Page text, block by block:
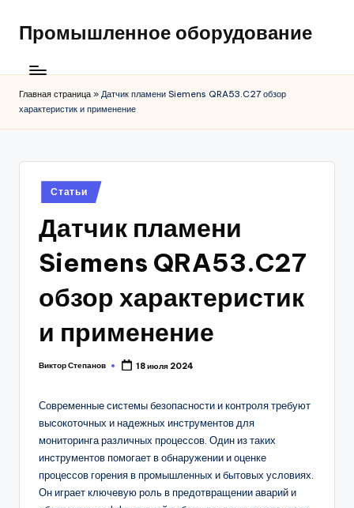
Промышленное оборудование
Главная страница » Датчик пламени Siemens QRA53.C27 обзор
характеристик и применение
Posted
in
Статьи
Датчик пламени
Siemens QRA53.C27
обзор характеристик
и применение
Posted
Виктор Степанов 18 июля 2024
Современные системы безопасности и контроля требуют
высокоточных и надежных инструментов для
мониторинга различных процессов. Один из таких
инструментов помогает в обнаружении и оценке
процессов горения в промышленных и бытовых условиях.
Он играет ключевую роль в предотвращении аварий и